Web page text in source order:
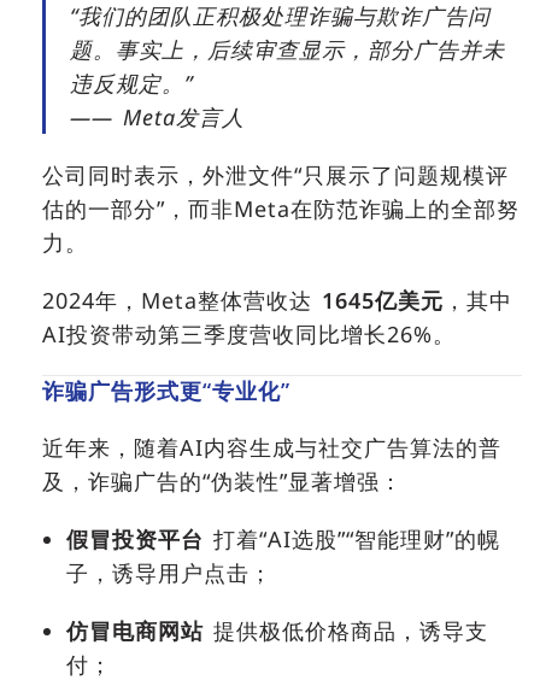
“我们的团队正积极处理诈骗与欺诈广告问
题。事实上，后续审查显示，部分广告并未
违反规定。”
—— Meta发言人
公司同时表示，外泄文件“只展示了问题规模评
估的一部分”，而非Meta在防范诈骗上的全部努
力。
2024年，Meta整体营收达 1645亿美元 ，其中
AI投资带动第三季度营收同比增长26%。
诈骗广告形式更“专业化”
近年来，随着AI内容生成与社交广告算法的普
及，诈骗广告的“伪装性”显著增强：
假冒投资平台 打着“AI选股”“智能理财”的幌
子，诱导用户点击；
仿冒电商网站 提供极低价格商品，诱导支
付；